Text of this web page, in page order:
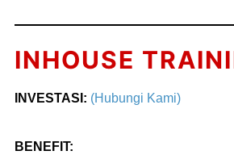
INHOUSE
INVESTASI: (Hubungi Kami)
BENEFIT: